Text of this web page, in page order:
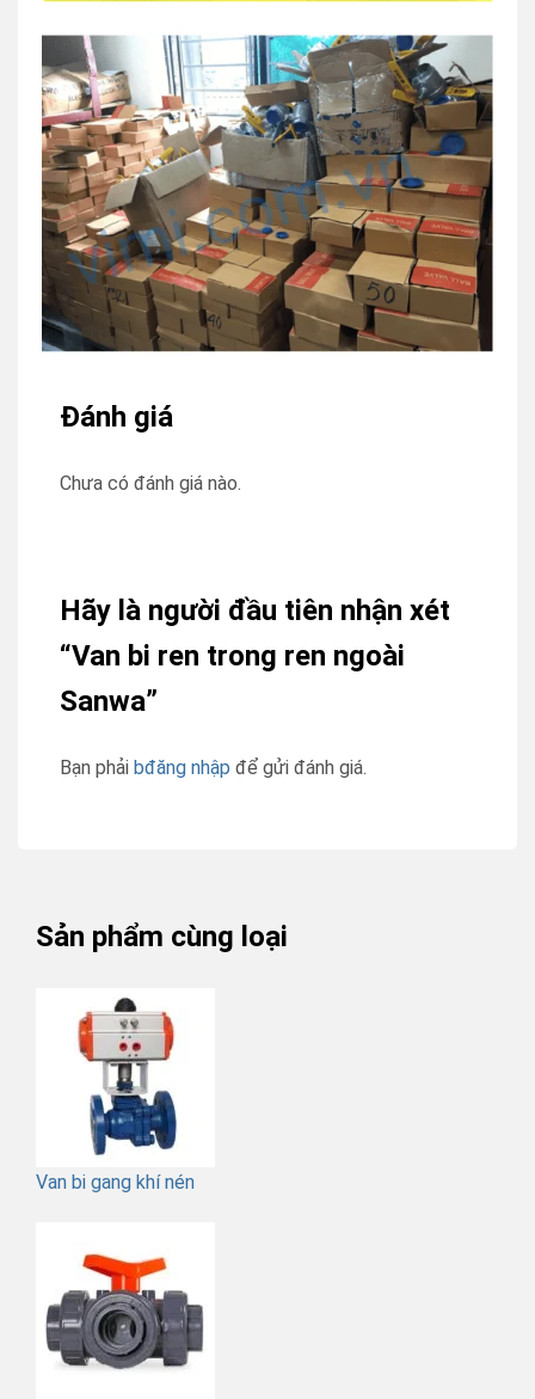
Đánh giá
Chưa có đánh giá nào.
Hãy là người đầu tiên nhận xét
“Van bi ren trong ren ngoài
Sanwa”
Bạn phải bđăng nhập để gửi đánh giá.
Sản phẩm cùng loại
Van bi gang khí nén